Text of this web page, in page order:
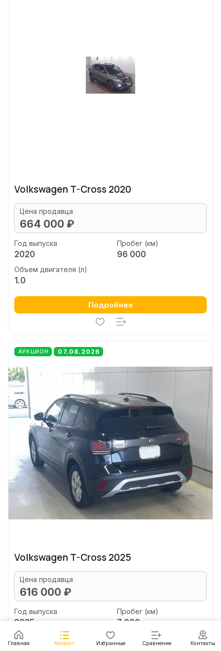
Volkswagen T-Cross 2020
Цена продавца
664 000 ₽
Год выпуска
2020
Пробег (км)
96 000
Объем двигателя (л)
1.0
Подробнее
АУКЦИОН 07.08.2026
Volkswagen T-Cross 2025
Цена продавца
616 000 ₽
Год выпуска
2025
Пробег (км)
7 000
Объем двигателя (л)
Главная Каталог Избранные Сравнение Контакты